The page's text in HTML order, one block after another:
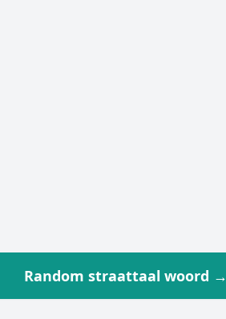
Random straattaal woord →